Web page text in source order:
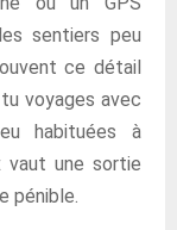
sentiers peu
ce détail
voyages avec
habituées à
vaut une sortie
pénible.